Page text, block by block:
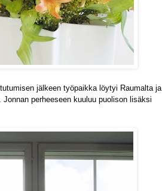
jälkeen työpaikka löytyi Raumalta ja
perheeseen kuuluu puolison lisäksi